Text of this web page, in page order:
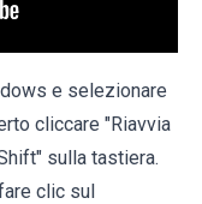
e selezionare
cliccare "Riavvia
sulla tastiera.
clic sul